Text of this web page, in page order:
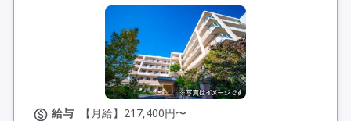
給与
【月給】217,400円〜